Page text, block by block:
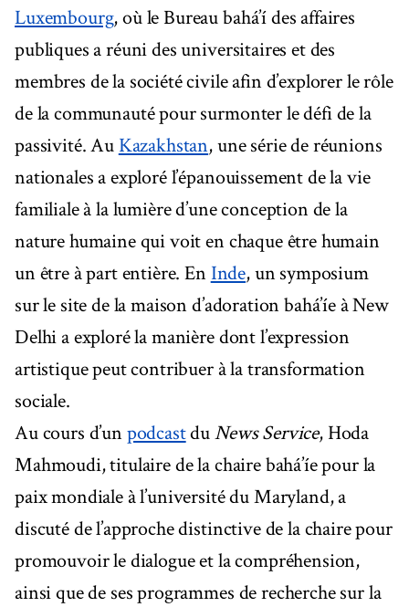
Luxembourg, où le Bureau bahá’í des affaires
publiques a réuni des universitaires et des
membres de la société civile afin d’explorer le rôle
de la communauté pour surmonter le défi de la
passivité. Au Kazakhstan, une série de réunions
nationales a exploré l’épanouissement de la vie
familiale à la lumière d’une conception de la
nature humaine qui voit en chaque être humain
un être à part entière. En Inde, un symposium
sur le site de la maison d’adoration bahá’íe à New
Delhi a exploré la manière dont l’expression
artistique peut contribuer à la transformation
sociale.
Au cours d’un podcastduNews Service, Hoda
Mahmoudi, titulaire de la chaire bahá’íe pour la
paix mondiale à l’université du Maryland, a
discuté de l’approche distinctive de la chaire pour
promouvoir le dialogue et la compréhension,
ainsi que de ses programmes de recherche sur la